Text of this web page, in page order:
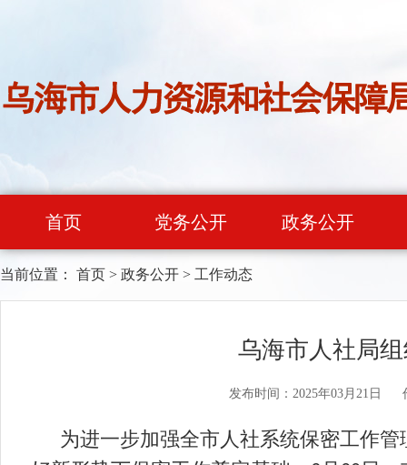
首页 党务公开 政务公开
当前位置： 首页 > 政务公开 > 工作动态
乌海市人社局
发布时间：2025年03月21日
为进一步加强全市人社系统保密工作